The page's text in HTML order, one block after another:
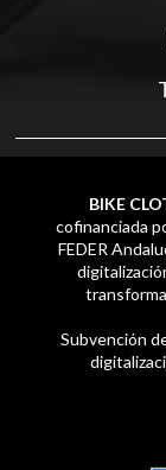
BIKE
cofinanciada
FEDER
Subvención